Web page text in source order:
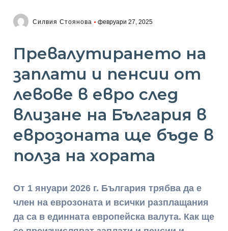
Силвия Стоянова февруари 27, 2025
Превалутирането на
заплати и пенсии от
левове в евро след
влизане на България в
еврозоната ще бъде в
полза на хората
От 1 януари 2026 г. България трябва да е
член на еврозоната и всички разплащания
да са в единната европейска валута. Как ще